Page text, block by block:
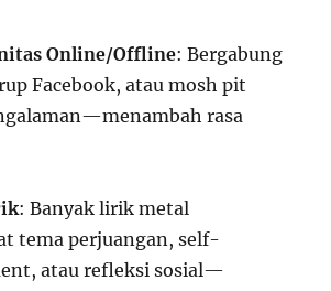
Online/Offline: Bergabung
Facebook, atau mosh pit
rasa
: Banyak lirik metal
tema perjuangan, self-
atau refleksi sosial—